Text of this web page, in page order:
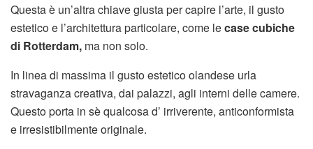
Questa è un’altra chiave giusta per capire l’arte, il gusto
estetico e l’architettura particolare, come lecase cubiche
di Rotterdam, ma non solo.
In linea di massima il gusto estetico olandese urla
stravaganza creativa, dai palazzi, agli interni delle camere.
Questo porta in sè qualcosa d’ irriverente, anticonformista
e irresistibilmente originale.